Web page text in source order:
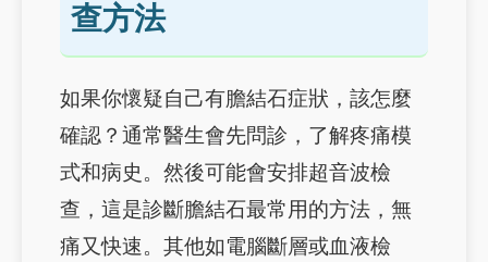
查方法
如果你懷疑自己有膽結石症狀，該怎麼
確認？通常醫生會先問診，了解疼痛模
式和病史。然後可能會安排超音波檢
查，這是診斷膽結石最常用的方法，無
痛又快速。其他如電腦斷層或血液檢